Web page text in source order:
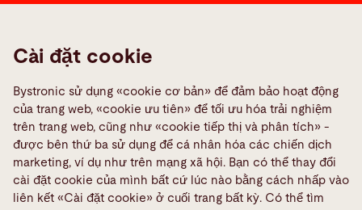
Media Center
Quality policies
TeamViewer
Truyền thông xã hội
Cài đặt cookie
Bystronic sử dụng «cookie cơ bản» để đảm bảo hoạt động
của trang web, «cookie ưu tiên» để tối ưu hóa trải nghiệm
trên trang web, cũng như «cookie tiếp thị và phân tích» -
được bên thứ ba sử dụng để cá nhân hóa các chiến dịch
marketing, ví dụ như trên mạng xã hội. Bạn có thể thay đổi
cài đặt cookie của mình bất cứ lúc nào bằng cách nhấp vào
liên kết «Cài đặt cookie» ở cuối trang bất kỳ. Có thể tìm